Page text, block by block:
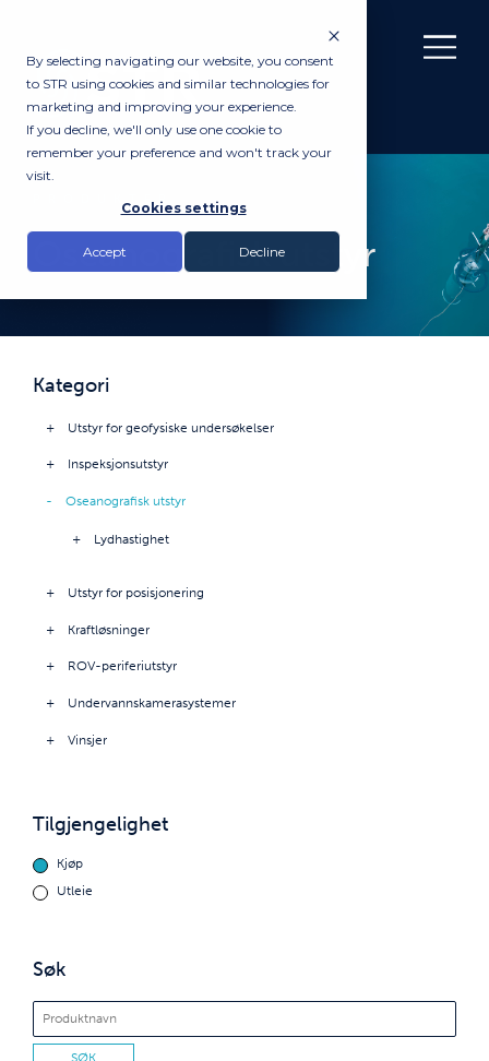
By selecting navigating our website, you consent
to STR using cookies and similar technologies for
marketing and improving your experience.
If you decline, we'll only use one cookie to
remember your preference and won't track your
visit.
Cookies settings
Accept Decline
PRODUKTER
Oseanografisk utstyr
Kategori
Utstyr for geofysiske undersøkelser
Inspeksjonsutstyr
Oseanografisk utstyr
Lydhastighet
Utstyr for posisjonering
Kraftløsninger
ROV-periferiutstyr
Undervannskamerasystemer
Vinsjer
Tilgjengelighet
Kjøp
Utleie
Søk